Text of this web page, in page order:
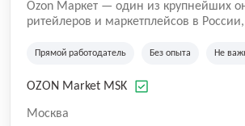
Ozon Маркет — один из крупнейших
ритейлеров и маркетплейсов в
покупателей получать нужные товары
всей стране. Наши курьеры и водители — важная
клиентов вовремя и с улыбкой 😊
Прямой работодатель Без опыта Не
OZON Market MSK
Москва